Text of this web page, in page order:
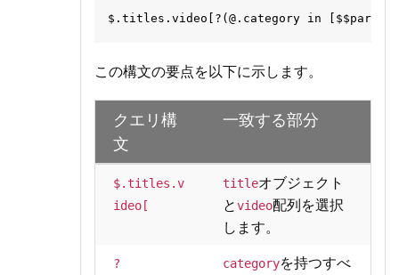
この構文の要点を以下に示します。
クエリ構
文
一致する部分
$.titles.v
ideo[
titleオブジェクト
とvideo配列を選択
します。
?
categoryを持つすべ